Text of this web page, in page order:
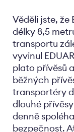
Věděli jste, že
délky 8,5
transportu
vyvinul
plato přívěsů
běžných
transportéry
dlouhé
denně
bezpečnost.